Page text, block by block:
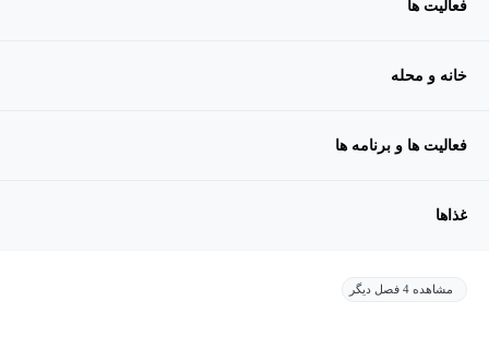
فعالیت ها
خانه و محله
فعالیت ها و برنامه ها
غذاها
مشاهده 4 فصل دیگر